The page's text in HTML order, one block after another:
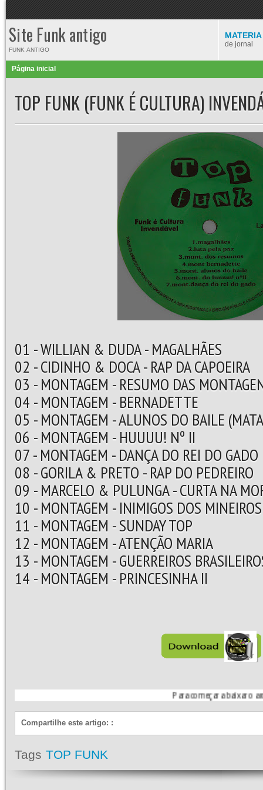
Site Funk antigo
FUNK ANTIGO
MATERIA
de jornal
Página inicial
TOP FUNK (FUNK É CULTURA)
01 - WILLIAN & DUDA - MAGALHÃES
02 - CIDINHO & DOCA - RAP DA CAPOEIRA
03 - MONTAGEM - RESUMO DAS
04 - MONTAGEM - BERNADETTE
05 - MONTAGEM - ALUNOS DO BAILE
06 - MONTAGEM - HUUUU! Nº II
07 - MONTAGEM - DANÇA DO REI DO GADO
08 - GORILA & PRETO - RAP DO PEDREIRO
09 - MARCELO & PULUNGA - CURTA NA
10 - MONTAGEM - INIMIGOS DOS MINEIROS
11 - MONTAGEM - SUNDAY TOP
12 - MONTAGEM - ATENÇÃO MARIA
13 - MONTAGEM - GUERREIROS
14 - MONTAGEM - PRINCESINHA II
Para começar a baixar o arquivo,
Compartilhe este artigo: :
Tags TOP FUNK